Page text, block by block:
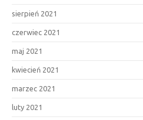
sierpień 2021
czerwiec 2021
maj 2021
kwiecień 2021
marzec 2021
luty 2021